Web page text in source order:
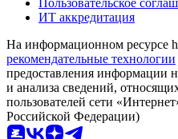
Пользовательское
ИТ аккредитация
На информационном ресурсе
рекомендательные технологии
предоставления информации
и анализа сведений,
пользователей сети
Российской Федерации)